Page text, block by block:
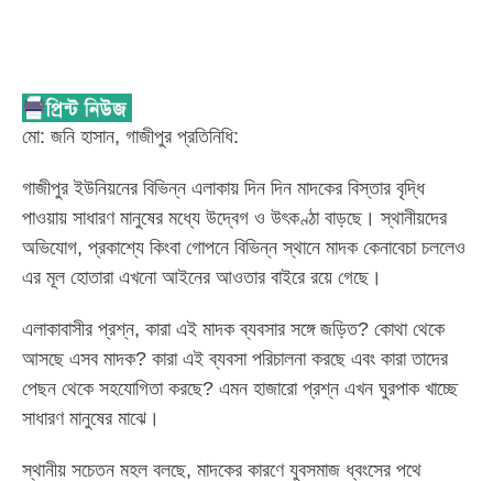
মো: জনি হাসান, গাজীপুর প্রতিনিধি:
গাজীপুর ইউনিয়নের বিভিন্ন এলাকায় দিন দিন মাদকের বিস্তার বৃদ্ধি
পাওয়ায় সাধারণ মানুষের মধ্যে উদ্বেগ ও উৎকণ্ঠা বাড়ছে। স্থানীয়দের
অভিযোগ, প্রকাশ্যে কিংবা গোপনে বিভিন্ন স্থানে মাদক কেনাবেচা চললেও
এর মূল হোতারা এখনো আইনের আওতার বাইরে রয়ে গেছে।
এলাকাবাসীর প্রশ্ন, কারা এই মাদক ব্যবসার সঙ্গে জড়িত? কোথা থেকে
আসছে এসব মাদক? কারা এই ব্যবসা পরিচালনা করছে এবং কারা তাদের
পেছন থেকে সহযোগিতা করছে? এমন হাজারো প্রশ্ন এখন ঘুরপাক খাচ্ছে
সাধারণ মানুষের মাঝে।
স্থানীয় সচেতন মহল বলছে, মাদকের কারণে যুবসমাজ ধ্বংসের পথে